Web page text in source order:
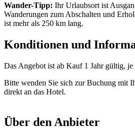
Wander-Tipp: Ihr Urlaubsort ist
Wanderungen zum Abschalten und
ist mehr als 250 km lang.
Konditionen und
Das Angebot ist ab Kauf 1 Jahr gültig,
Bitte wenden Sie sich zur Buchung mit
direkt an das Hotel.
Über den Anbieter